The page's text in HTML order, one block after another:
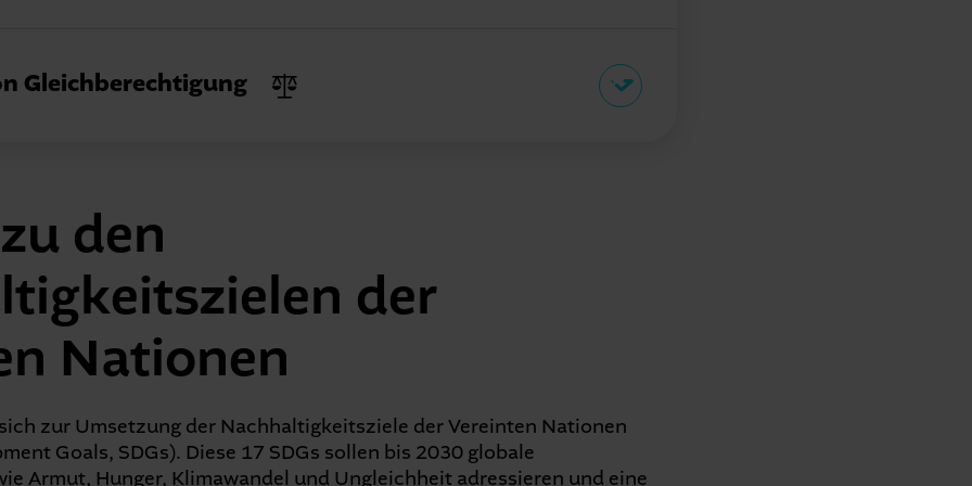
Verhaltenskodizes und übernehmen Verantwortung in all unseren
Gleichberechtigung
den
der
Nationen
sich zur Umsetzung der Nachhaltigkeitsziele der Vereinten Nationen
Goals, SDGs). Diese 17 SDGs sollen bis 2030 globale
Armut, Hunger, Klimawandel und Ungleichheit adressieren und eine